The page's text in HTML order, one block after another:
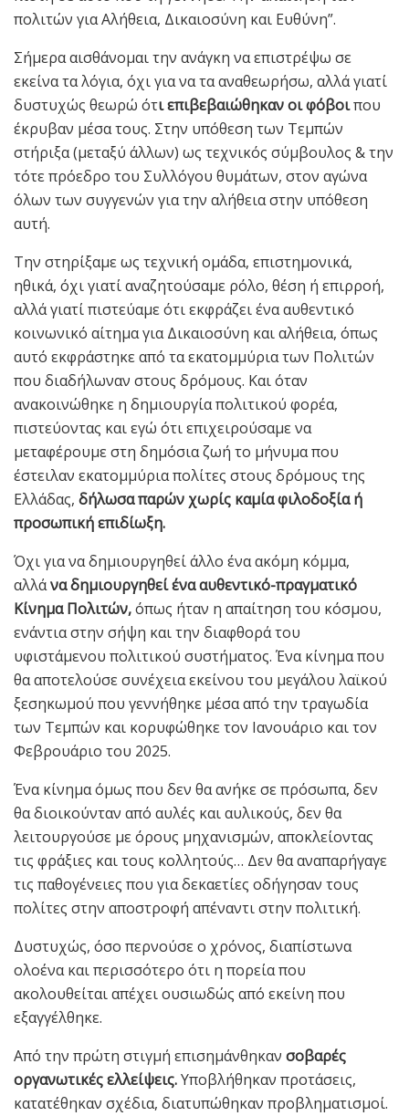
πολιτών για Αλήθεια, Δικαιοσύνη και Ευθύνη”.
Σήμερα αισθάνομαι την ανάγκη να επιστρέψω σε
εκείνα τα λόγια, όχι για να τα αναθεωρήσω, αλλά γιατί
δυστυχώς θεωρώ ότι επιβεβαιώθηκαν οι φόβοιπου
έκρυβαν μέσα τους. Στην υπόθεση των Τεμπών
στήριξα (μεταξύ άλλων) ως τεχνικός σύμβουλος & την
τότε πρόεδρο του Συλλόγου θυμάτων, στον αγώνα
όλων των συγγενών για την αλήθεια στην υπόθεση
αυτή.
Την στηρίξαμε ως τεχνική ομάδα, επιστημονικά,
ηθικά, όχι γιατί αναζητούσαμε ρόλο, θέση ή επιρροή,
αλλά γιατί πιστεύαμε ότι εκφράζει ένα αυθεντικό
κοινωνικό αίτημα για Δικαιοσύνη και αλήθεια, όπως
αυτό εκφράστηκε από τα εκατομμύρια των Πολιτών
που διαδήλωναν στους δρόμους. Και όταν
ανακοινώθηκε η δημιουργία πολιτικού φορέα,
πιστεύοντας και εγώ ότι επιχειρούσαμε να
μεταφέρουμε στη δημόσια ζωή το μήνυμα που
έστειλαν εκατομμύρια πολίτες στους δρόμους της
Ελλάδας, δήλωσα παρών χωρίς καμία φιλοδοξία ή
προσωπική επιδίωξη.
Όχι για να δημιουργηθεί άλλο ένα ακόμη κόμμα,
αλλάνα δημιουργηθεί ένα αυθεντικό-πραγματικό
Κίνημα Πολιτών,όπως ήταν η απαίτηση του κόσμου,
ενάντια στην σήψη και την διαφθορά του
υφιστάμενου πολιτικού συστήματος. Ένα κίνημα που
θα αποτελούσε συνέχεια εκείνου του μεγάλου λαϊκού
ξεσηκωμού που γεννήθηκε μέσα από την τραγωδία
των Τεμπών και κορυφώθηκε τον Ιανουάριο και τον
Φεβρουάριο του 2025.
Ένα κίνημα όμως που δεν θα ανήκε σε πρόσωπα, δεν
θα διοικούνταν από αυλές και αυλικούς, δεν θα
λειτουργούσε με όρους μηχανισμών, αποκλείοντας
τις φράξιες και τους κολλητούς… Δεν θα αναπαρήγαγε
τις παθογένειες που για δεκαετίες οδήγησαν τους
πολίτες στην αποστροφή απέναντι στην πολιτική.
Δυστυχώς, όσο περνούσε ο χρόνος, διαπίστωνα
ολοένα και περισσότερο ότι η πορεία που
ακολουθείται απέχει ουσιωδώς από εκείνη που
εξαγγέλθηκε.
Από την πρώτη στιγμή επισημάνθηκαν σοβαρές
οργανωτικές ελλείψεις.Υποβλήθηκαν προτάσεις,
κατατέθηκαν σχέδια, διατυπώθηκαν προβληματισμοί.